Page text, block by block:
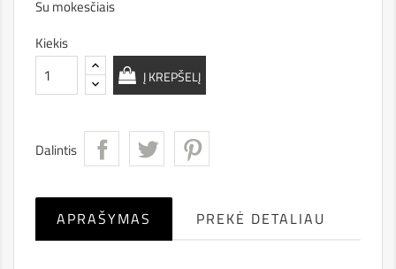
Su mokesčiais
Kiekis
Į KREPŠELĮ
Dalintis
APRAŠYMAS PREKĖ DETALIAU